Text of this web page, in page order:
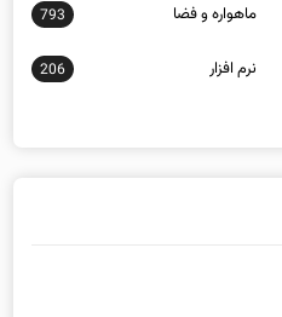
ماهواره و فضا 793
نرم افزار 206